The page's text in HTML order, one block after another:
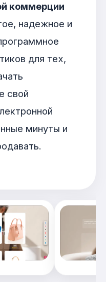
коммерции
надежное и
для тех,
свой
минуты и